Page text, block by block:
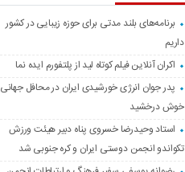
برنامه‌های بلند مدتی برای حوزه زیبایی در کشور
داریم
اکران آنلاین فیلم کوتاه لید از پلتفورم ایده نما
پدر جوان انرژی خورشیدی ایران در محافل جهانی
خوش درخشید
استاد وحیدرضا خسروی پناه دبیر هیئت ورزش
تکواندو انجمن دوستی ایران و کره جنوبی شد